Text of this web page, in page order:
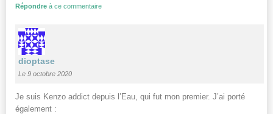
Répondre à ce commentaire
dioptase
Le 9 octobre 2020
Je suis Kenzo addict depuis l’Eau, qui fut mon premier. J’ai porté
également :